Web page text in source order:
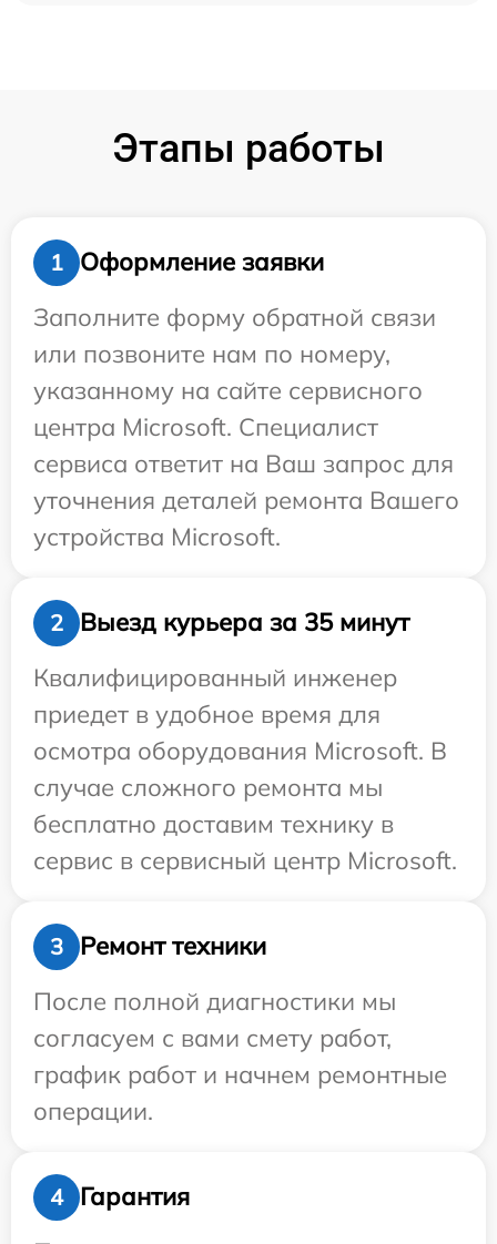
Этапы работы
1
Оформление заявки
Заполните форму обратной связи
или позвоните нам по номеру,
указанному на сайте сервисного
центра Microsoft. Специалист
сервиса ответит на Ваш запрос для
уточнения деталей ремонта Вашего
устройства Microsoft.
2
Выезд курьера за 35 минут
Квалифицированный инженер
приедет в удобное время для
осмотра оборудования Microsoft. В
случае сложного ремонта мы
бесплатно доставим технику в
сервис в сервисный центр Microsoft.
3
Ремонт техники
После полной диагностики мы
согласуем с вами смету работ,
график работ и начнем ремонтные
операции.
4
Гарантия